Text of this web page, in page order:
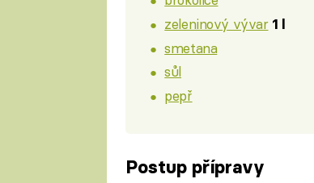
zeleninový vývar 1 l
smetana
sůl
pepř
Postup přípravy